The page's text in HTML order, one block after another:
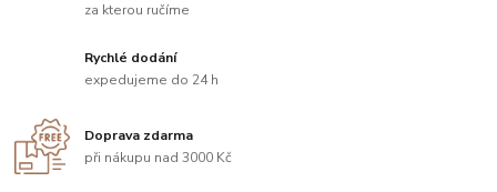
za kterou ručíme
Rychlé dodání
expedujeme do 24 h
Doprava zdarma
při nákupu nad 3000 Kč